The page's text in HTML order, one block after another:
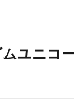
ユニコ